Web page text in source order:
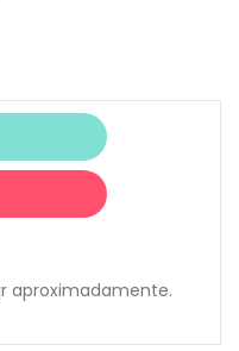
aproximadamente.